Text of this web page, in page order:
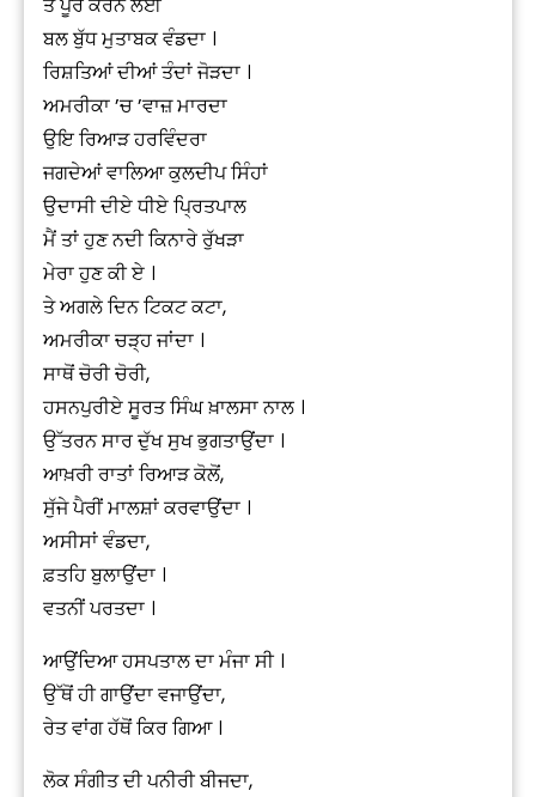
ਤੇ ਪੂਰੇ ਕਰਨ ਲਈ
ਬਲ ਬੁੱਧ ਮੁਤਾਬਕ ਵੰਡਦਾ ।
ਰਿਸ਼ਤਿਆਂ ਦੀਆਂ ਤੰਦਾਂ ਜੋੜਦਾ ।
ਅਮਰੀਕਾ ’ਚ ’ਵਾਜ਼ ਮਾਰਦਾ
ਉਇ ਰਿਆੜ ਹਰਵਿੰਦਰਾ
ਜਗਦੇਆਂ ਵਾਲਿਆ ਕੁਲਦੀਪ ਸਿੰਹਾਂ
ਉਦਾਸੀ ਦੀਏ ਧੀਏ ਪ੍ਰਿਤਪਾਲ
ਮੈਂ ਤਾਂ ਹੁਣ ਨਦੀ ਕਿਨਾਰੇ ਰੁੱਖੜਾ
ਮੇਰਾ ਹੁਣ ਕੀ ਏ ।
ਤੇ ਅਗਲੇ ਦਿਨ ਟਿਕਟ ਕਟਾ,
ਅਮਰੀਕਾ ਚੜ੍ਹ ਜਾਂਦਾ ।
ਸਾਥੋਂ ਚੋਰੀ ਚੋਰੀ,
ਹਸਨਪੁਰੀਏ ਸੂਰਤ ਸਿੰਘ ਖ਼ਾਲਸਾ ਨਾਲ ।
ਉੱਤਰਨ ਸਾਰ ਦੁੱਖ ਸੁਖ ਭੁਗਤਾਉਂਦਾ ।
ਆਖ਼ਰੀ ਰਾਤਾਂ ਰਿਆੜ ਕੋਲੋਂ,
ਸੁੱਜੇ ਪੈਰੀਂ ਮਾਲਸ਼ਾਂ ਕਰਵਾਉਂਦਾ ।
ਅਸੀਸਾਂ ਵੰਡਦਾ,
ਫ਼ਤਹਿ ਬੁਲਾਉਂਦਾ ।
ਵਤਨੀਂ ਪਰਤਦਾ ।
ਆਉਂਦਿਆ ਹਸਪਤਾਲ ਦਾ ਮੰਜਾ ਸੀ ।
ਉੱਥੋਂ ਹੀ ਗਾਉਂਦਾ ਵਜਾਉਂਦਾ,
ਰੇਤ ਵਾਂਗ ਹੱਥੋਂ ਕਿਰ ਗਿਆ ।
ਲੋਕ ਸੰਗੀਤ ਦੀ ਪਨੀਰੀ ਬੀਜਦਾ,